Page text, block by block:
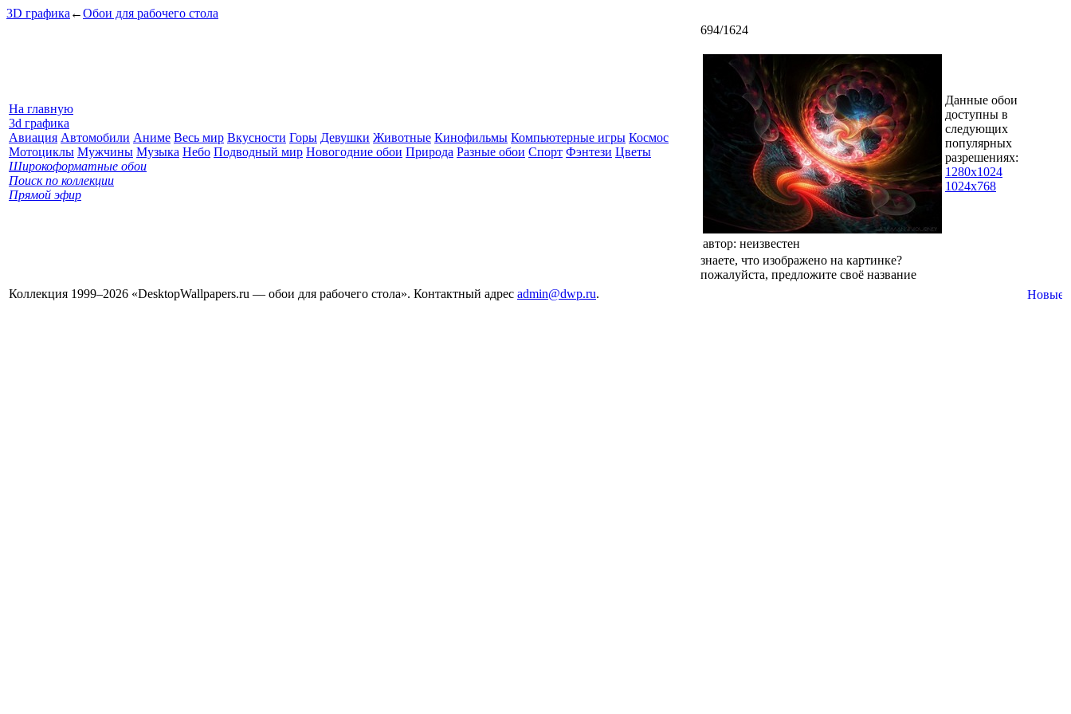
3D графика ←Обои для рабочего стола
На главную
3d графика
Авиация Автомобили Аниме Весь мир Вкусности Горы Девушки Животные Кинофильмы Компьютерные игры Космос
Мотоциклы Мужчины Музыка Небо Подводный мир Новогодние обои Природа Разные обои Спорт Фэнтези Цветы
Широкоформатные обои
Поиск по коллекции
Прямой эфир
694/1624
Данные обои
доступны в
следующих
популярных
разрешениях:
1280x1024
1024x768
автор: неизвестен
знаете, что изображено на картинке?
пожалуйста, предложите своё название
Коллекция 1999–2026 «DesktopWallpapers.ru — обои для рабочего стола». Контактный адрес admin@dwp.ru.